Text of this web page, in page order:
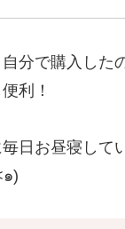
分で購入した
利！
日お昼寝して
๑)